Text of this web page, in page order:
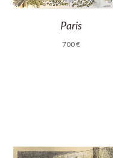
Paris
700€